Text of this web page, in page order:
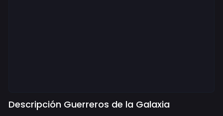
Descripción Guerreros de la Galaxia